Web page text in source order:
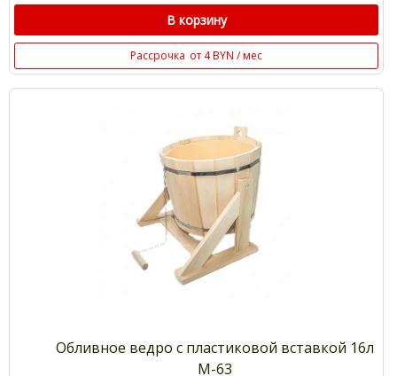
В корзину
Рассрочка от 4 BYN / мес
Обливное ведро с пластиковой вставкой 16л
М-63